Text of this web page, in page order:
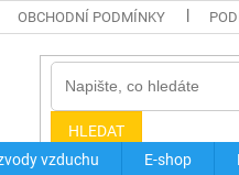
OBCHODNÍ PODMÍNKY
HLEDAT
vzduchu E-shop